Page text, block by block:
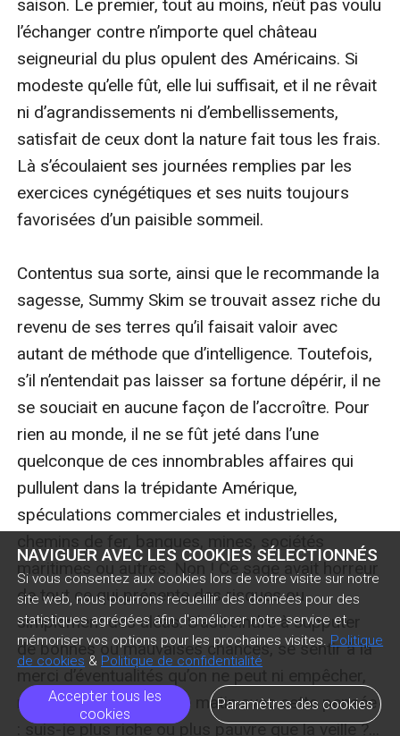
NAVIGUER AVEC LES COOKIES SÉLECTIONNÉS
Si vous consentez aux cookies lors de votre visite sur notre
site web, nous pourrons recueillir des données pour des
statistiques agrégées afin d'améliorer notre service et
mémoriser vos options pour les prochaines visites. Politique
de cookies & Politique de confidentialité
Accepter tous les
cookies
Paramètres des cookies